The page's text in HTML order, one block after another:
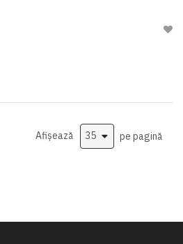
Afișează pe pagină